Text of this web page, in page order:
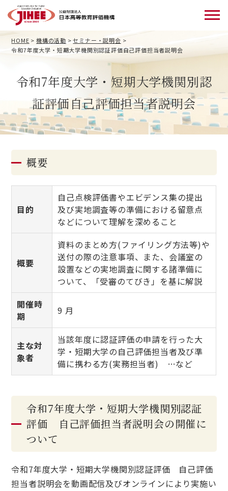
HOME >機構の活動 >セミナー・説明会 >
令和7年度大学・短期大学機関別認証評価自己評価担当者説明会
令和7年度大学・短期大学機関別認
証評価自己評価担当者説明会
概要
目的
自己点検評価書やエビデンス集の提出
及び実地調査等の準備における留意点
などについて理解を深めること
概要
資料のまとめ方(ファイリング方法等)や
送付の際の注意事項、また、会議室の
設置などの実地調査に関する諸準備に
ついて、「受審のてびき」を基に解説
開催時
期
9 月
主な対
象者
当該年度に認証評価の申請を行った大
学・短期大学の自己評価担当者及び準
備に携わる方(実務担当者) …など
令和7年度大学・短期大学機関別認証
評価 自己評価担当者説明会の開催に
ついて
令和7年度大学・短期大学機関別認証評価 自己評価
担当者説明会を動画配信及びオンラインにより実施い